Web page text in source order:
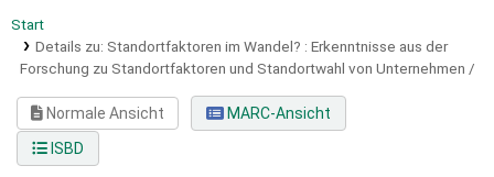
Start
Details zu: Standortfaktoren im Wandel? : Erkenntnisse aus der
Forschung zu Standortfaktoren und Standortwahl von Unternehmen /
Normale Ansicht
MARC-Ansicht
ISBD